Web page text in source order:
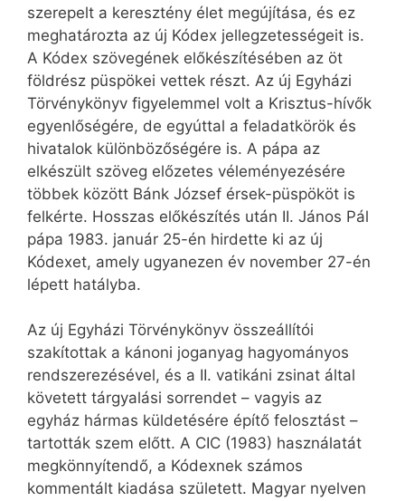
szerepelt a keresztény élet megújítása, és ez
meghatározta az új Kódex jellegzetességeit is.
A Kódex szövegének előkészítésében az öt
földrész püspökei vettek részt. Az új Egyházi
Törvénykönyv figyelemmel volt a Krisztus-hívők
egyenlőségére, de egyúttal a feladatkörök és
hivatalok különbözőségére is. A pápa az
elkészült szöveg előzetes véleményezésére
többek között Bánk József érsek-püspököt is
felkérte. Hosszas előkészítés után II. János Pál
pápa 1983. január 25-én hirdette ki az új
Kódexet, amely ugyanezen év november 27-én
lépett hatályba.
Az új Egyházi Törvénykönyv összeállítói
szakítottak a kánoni joganyag hagyományos
rendszerezésével, és a II. vatikáni zsinat által
követett tárgyalási sorrendet – vagyis az
egyház hármas küldetésére építő felosztást –
tartották szem előtt. A CIC (1983) használatát
megkönnyítendő, a Kódexnek számos
kommentált kiadása született. Magyar nyelven